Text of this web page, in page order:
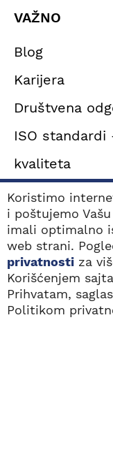
NAJBLIŽE
LOKACIJE
VAŽNO
Blog
Karijera
Društvena
ISO standardi
kvaliteta
Politika
KORISNO
Tinitus
Simptomi
Tipovi
Koristimo
i poštujemo
imali optimalno
web strani.
privatnosti za
Korišćenjem
Prihvatam,
Politikom